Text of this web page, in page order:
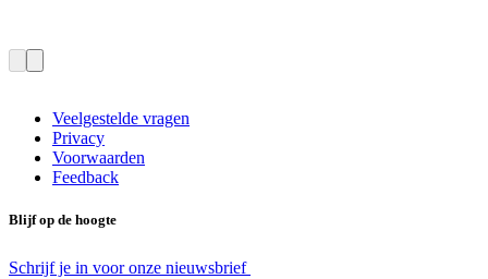
Veelgestelde vragen
Privacy
Voorwaarden
Feedback
Blijf op de hoogte
Schrijf je in voor onze nieuwsbrief